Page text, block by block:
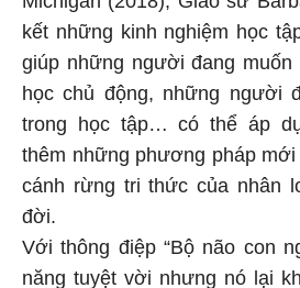
kết những kinh nghiệm học
giúp những người đang
học chủ động, những người
trong học tập… có thể áp
thêm những phương pháp
cánh rừng tri thức của nhân
đời.
Với thông điệp “Bộ não con
năng tuyệt vời nhưng nó lại